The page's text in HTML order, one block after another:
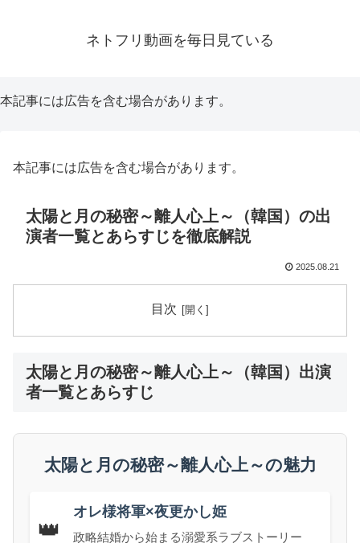
ネトフリ動画を毎日見ている
本記事には広告を含む場合があります。
本記事には広告を含む場合があります。
太陽と月の秘密～離人心上～（韓国）の出
演者一覧とあらすじを徹底解説
2025.08.21
目次
太陽と月の秘密～離人心上～（韓国）出演
者一覧とあらすじ
太陽と月の秘密～離人心上～の魅力
👑
オレ様将軍×夜更かし姫
政略結婚から始まる溺愛系ラブストーリー